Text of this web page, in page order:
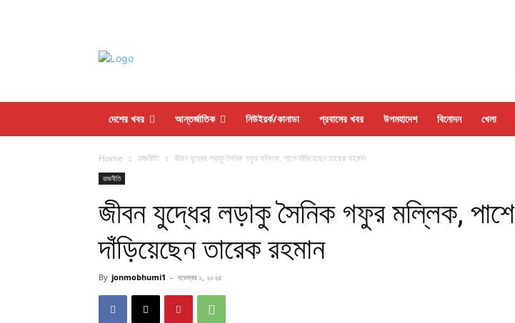
দেশের খবর আন্তর্জাতিক নিউইয়র্ক/কানাডা প্রবাসের খবর উপমহাদেশ বিনোদন খেলা
Home রাজনীতি জীবন যুদ্ধের লড়াকু সৈনিক গফুর মল্লিক, পাশে দাঁড়িয়েছেন তারেক রহমান
রাজনীতি
জীবন যুদ্ধের লড়াকু সৈনিক গফুর মল্লিক, পাশে
দাঁড়িয়েছেন তারেক রহমান
By jonmobhumi1 - নভেম্বর ১, ২০২৫